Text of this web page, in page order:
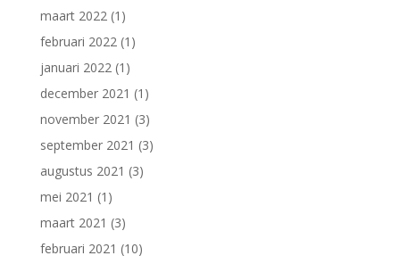
maart 2022 (1)
februari 2022 (1)
januari 2022 (1)
december 2021 (1)
november 2021 (3)
september 2021 (3)
augustus 2021 (3)
mei 2021 (1)
maart 2021 (3)
februari 2021 (10)